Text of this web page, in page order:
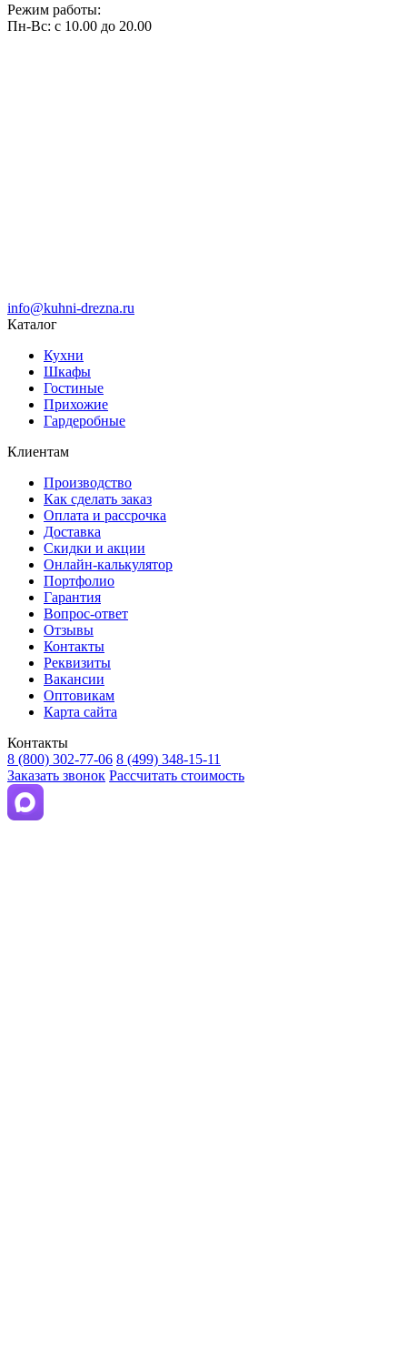
Режим работы:
Пн-Вс: с 10.00 до 20.00
info@kuhni-drezna.ru
Каталог
Кухни
Шкафы
Гостиные
Прихожие
Гардеробные
Клиентам
Производство
Как сделать заказ
Оплата и рассрочка
Доставка
Скидки и акции
Онлайн-калькулятор
Портфолио
Гарантия
Вопрос-ответ
Отзывы
Контакты
Реквизиты
Вакансии
Оптовикам
Карта сайта
Контакты
8 (800) 302-77-06 8 (499) 348-15-11
Заказать звонок Рассчитать стоимость